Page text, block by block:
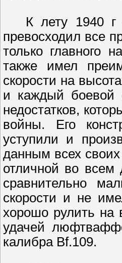
К лету 1940 г -
превосходил все
только главного
также имел
скорости на
и каждый боевой
недостатков,
войны. Его
уступили и
данным всех
отличной во всем
сравнительно
скорости и не
хорошо рулить на
удачей
калибра Bf.109.